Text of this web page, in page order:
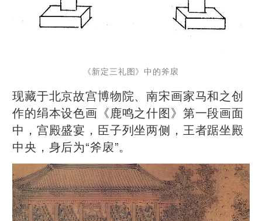
《新定三礼图》中的斧扆
现藏于北京故宫博物院、南宋画家马和之创
作的绢本设色画《鹿鸣之什图》第一段画面
中，宫殿盛宴，臣子列坐两侧，王者踞坐殿
中央，身后为“斧扆”。